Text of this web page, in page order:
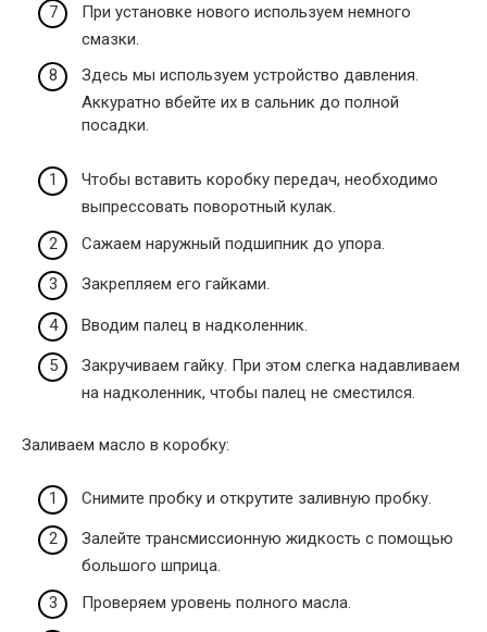
При установке нового используем немного
смазки.
Здесь мы используем устройство давления.
Аккуратно вбейте их в сальник до полной
посадки.
Чтобы вставить коробку передач, необходимо
выпрессовать поворотный кулак.
Сажаем наружный подшипник до упора.
Закрепляем его гайками.
Вводим палец в надколенник.
Закручиваем гайку. При этом слегка надавливаем
на надколенник, чтобы палец не сместился.
Заливаем масло в коробку:
Снимите пробку и открутите заливную пробку.
Залейте трансмиссионную жидкость с помощью
большого шприца.
Проверяем уровень полного масла.